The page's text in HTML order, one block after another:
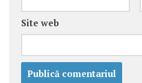
Site web